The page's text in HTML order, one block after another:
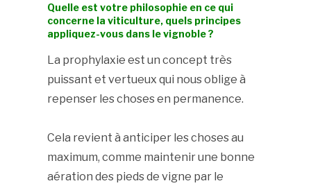
Quelle est votre philosophie en ce qui
concerne la viticulture, quels principes
appliquez-vous dans le vignoble ?
La prophylaxie est un concept très
puissant et vertueux qui nous oblige à
repenser les choses en permanence.
Cela revient à anticiper les choses au
maximum, comme maintenir une bonne
aération des pieds de vigne par le